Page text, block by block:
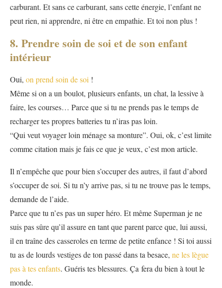
carburant. Et sans ce carburant, sans cette énergie, l’enfant ne
peut rien, ni apprendre, ni être en empathie. Et toi non plus !
8. Prendre soin de soi et de son enfant
intérieur
Oui, on prend soin de soi !
Même si on a un boulot, plusieurs enfants, un chat, la lessive à
faire, les courses… Parce que si tu ne prends pas le temps de
recharger tes propres batteries tu n’iras pas loin.
“Qui veut voyager loin ménage sa monture”. Oui, ok, c’est limite
comme citation mais je fais ce que je veux, c’est mon article.
Il n’empêche que pour bien s’occuper des autres, il faut d’abord
s’occuper de soi. Si tu n’y arrive pas, si tu ne trouve pas le temps,
demande de l’aide.
Parce que tu n’es pas un super héro. Et même Superman je ne
suis pas sûre qu’il assure en tant que parent parce que, lui aussi,
il en traîne des casseroles en terme de petite enfance ! Si toi aussi
tu as de lourds vestiges de ton passé dans ta besace, ne les lègue
pas à tes enfants. Guéris tes blessures. Ça fera du bien à tout le
monde.